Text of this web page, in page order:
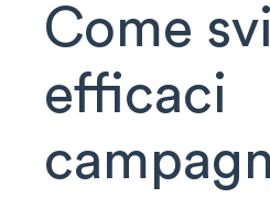
Come
efficaci